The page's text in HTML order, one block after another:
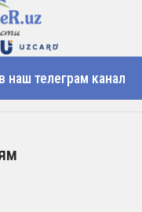
наш телеграм канал